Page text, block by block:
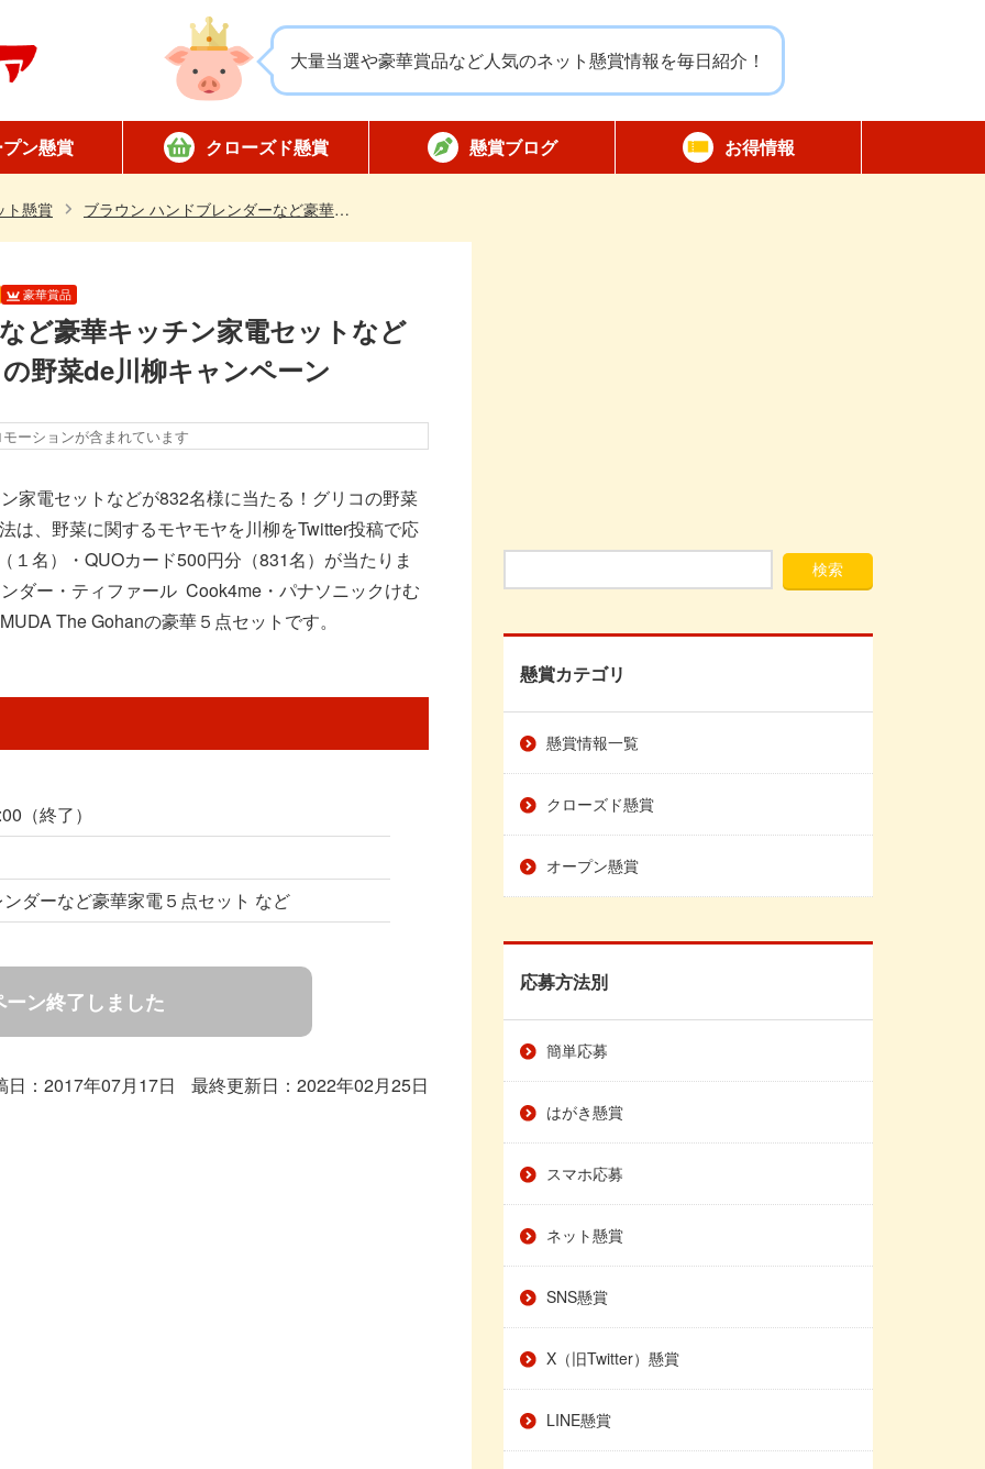
大量当選や豪華賞品など人気のネット懸賞情報を毎日紹介！
ン懸賞
応募
応募
クローズド懸賞
全国版懸賞
対象店舗限定
懸賞ハガキ
懸賞ブログ お得情報
ト懸賞 ブラウン ハンドブレンダーなど豪華キッチン家電セットなどが832名様に当たる！グリコの野菜de川柳キャンペーン
豪華賞品
ど豪華キッチン家電セットなど
野菜de川柳キャンペーン
ーションが含まれています
家電セットなどが832名様に当たる！グリコの野菜
は、野菜に関するモヤモヤを川柳をTwitter投稿で応
名）・QUOカード500円分（831名）が当たりま
ダー・ティファール Cook4me・パナソニックけむ
The Gohanの豪華５点セットです。
（終了）
ダーなど豪華家電５点セット など
ーン終了しました
日：2017年07月17日 最終更新日：2022年02月25日
懸賞カテゴリ
懸賞情報一覧
クローズド懸賞
オープン懸賞
応募方法別
簡単応募
はがき懸賞
スマホ応募
ネット懸賞
SNS懸賞
X（旧Twitter）懸賞
LINE懸賞